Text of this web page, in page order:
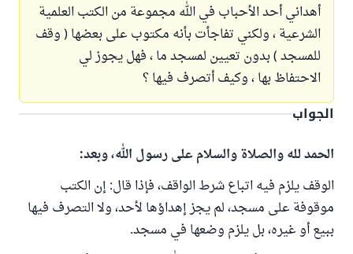
أهداني أحد الأحباب في الله مجموعة من الكتب العلمية
الشرعية ، ولكني تفاجأت بأنه مكتوب على بعضها ( وقف
للمسجد ) بدون تعيين لمسجد ما ، فهل يجوز لي
الاحتفاظ بها ، وكيف أتصرف فيها ؟
الجواب
الحمد لله والصلاة والسلام على رسول الله، وبعد:
الوقف يلزم فيه اتباع شرط الواقف، فإذا قال: إن الكتب
موقوفة على مسجد، لم يجز إهداؤها لأحد، ولا التصرف فيها
ببيع أو غيره، بل يلزم وضعها في مسجد.